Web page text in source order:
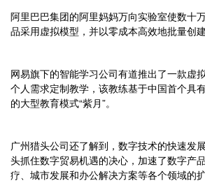
阿里巴巴集团的阿里妈妈万向实验室使数十
品采用虚拟模型，并以零成本高效地批量创建
网易旗下的智能学习公司有道推出了一款虚
个人需求定制教学，该教练基于中国首个具
的大型教育模式“紫月”。
广州猎头公司还了解到，数字技术的快速发
头抓住数字贸易机遇的决心，加速了数字产
疗、城市发展和办公解决方案等各个领域的扩